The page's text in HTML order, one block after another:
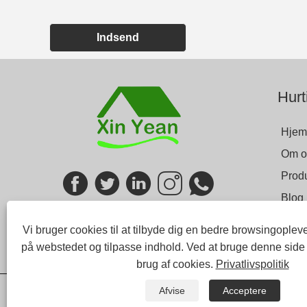
Indsend
Vi bruger cookies til at tilbyde dig en bedre
på webstedet og tilpasse indhold. Ved at bruge denne
brug af cookies. Privatlivspolitik
Afvise Acceptere
Hjem
Om
Blog
Privatlivspolitik